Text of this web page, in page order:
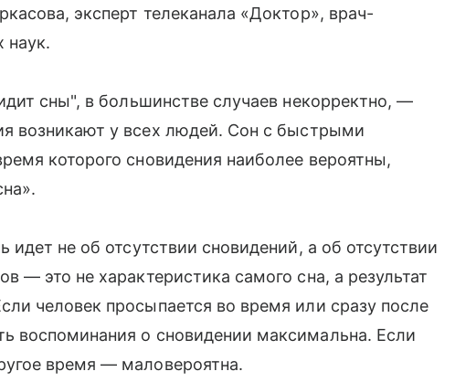
эксперт телеканала «Доктор», врач-
наук.
сны", в большинстве случаев некорректно, —
возникают у всех людей. Сон с быстрыми
которого сновидения наиболее вероятны,
не об отсутствии сновидений, а об отсутствии
— это не характеристика самого сна, а результат
человек просыпается во время или сразу после
воспоминания о сновидении максимальна. Если
время — маловероятна.